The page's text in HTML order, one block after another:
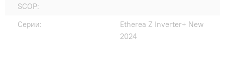
SCOP:
Серии:
Etherea Z Inverter+ New
2024